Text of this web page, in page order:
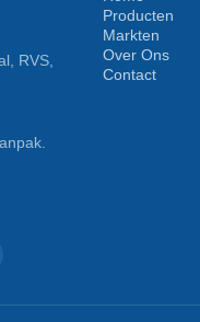
RVS,
Producten
Markten
Over Ons
Contact